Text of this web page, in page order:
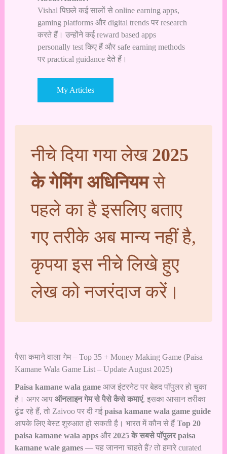
Vishal पिछले कई सालों से online earning apps,
gaming platforms और digital trends पर research
करते हैं। उन्होंने कई reward based apps
personally test किए हैं और safe earning methods
पर practical guidance देते हैं।
My Articles
नीचे दिया गया लेख 2025
के गेमिंग अधिनियमसे
पहले का है इसलिए बताए
गए तरीके अब मान्य नहीं है,
कृपया इस नीचे लिखे हुए
लेख को नजरंदाज करें।
पैसा कमाने वाला गेम – Top 35 + Money Making Game (Paisa
Kamane Wala Game List – Update August 2025)
Paisa kamane wala gameआज इंटरनेट पर बेहद पॉपुलर हो चुका
है। अगर आप ऑनलाइन गेम से पैसे कैसे कमाएं, इसका आसान तरीका
ढूंढ रहे हैं, तो Zaivoo पर दी गईpaisa kamane wala game guide
आपके लिए बेस्ट शुरुआत हो सकती है। भारत में कौन से हैं Top 20
paisa kamane wala appsऔर 2025 के सबसे पॉपुलर paisa
kamane wale games— यह जानना चाहते हैं? तो हमारे curated